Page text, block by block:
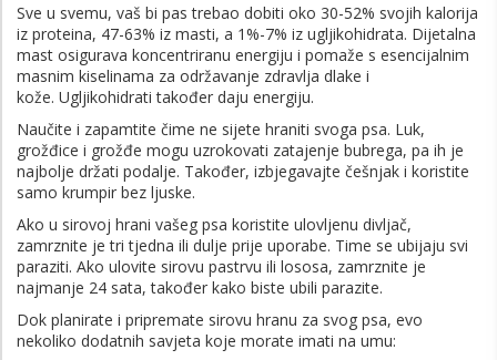
Sve u svemu, vaš bi pas trebao dobiti oko 30-52% svojih kalorija
iz proteina, 47-63% iz masti, a 1%-7% iz ugljikohidrata. Dijetalna
mast osigurava koncentriranu energiju i pomaže s esencijalnim
masnim kiselinama za održavanje zdravlja dlake i
kože. Ugljikohidrati također daju energiju.
Naučite i zapamtite čime ne sijete hraniti svoga psa. Luk,
grožđice i grožđe mogu uzrokovati zatajenje bubrega, pa ih je
najbolje držati podalje. Također, izbjegavajte češnjak i koristite
samo krumpir bez ljuske.
Ako u sirovoj hrani vašeg psa koristite ulovljenu divljač,
zamrznite je tri tjedna ili dulje prije uporabe. Time se ubijaju svi
paraziti. Ako ulovite sirovu pastrvu ili lososa, zamrznite je
najmanje 24 sata, također kako biste ubili parazite.
Dok planirate i pripremate sirovu hranu za svog psa, evo
nekoliko dodatnih savjeta koje morate imati na umu: